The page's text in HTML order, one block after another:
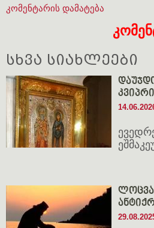
კომენტარის დამატება
სხვა სიახლეები
ლოცვა